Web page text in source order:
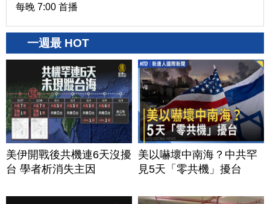
每晚 7:00 首播
一週最 HOT
美伊開戰後共機連6天沒擾
台 學者析消失主因
美以嚇壞中南海？中共罕
見5天「零共機」擾台